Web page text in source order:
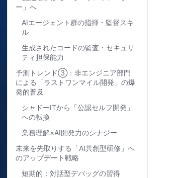
ー」へ
AIエージェント群の指揮・監督スキ
ル
生成されたコードの監査・セキュリ
ティ担保能力
予測トレンド③：非エンジニア部門
による「ラストワンマイル開発」の爆
発的普及
シャドーITから「公認セルフ開発」
への転換
業務理解×AI開発力のシナジー
未来を先取りする「AI共創型研修」へ
のアップデート戦略
短期的：対話型デバッグの習得